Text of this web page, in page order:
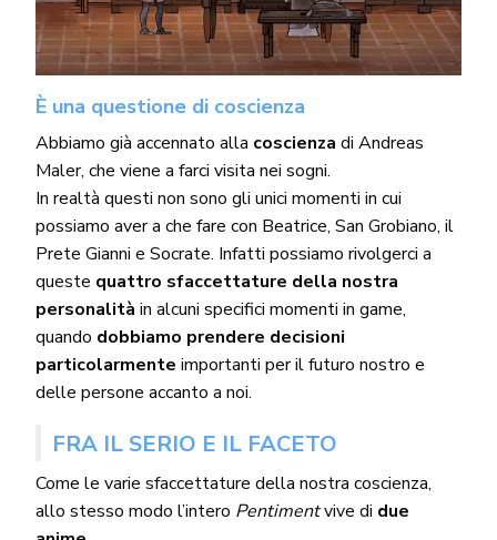
È una questione di coscienza
Abbiamo già accennato alla coscienzadi Andreas
Maler, che viene a farci visita nei sogni.
In realtà questi non sono gli unici momenti in cui
possiamo aver a che fare con Beatrice, San Grobiano, il
Prete Gianni e Socrate. Infatti possiamo rivolgerci a
queste quattro sfaccettature della nostra
personalità in alcuni specifici momenti in game,
quando dobbiamo prendere decisioni
particolarmente importanti per il futuro nostro e
delle persone accanto a noi.
FRA IL SERIO E IL FACETO
Come le varie sfaccettature della nostra coscienza,
allo stesso modo l’intero Pentimentvive di due